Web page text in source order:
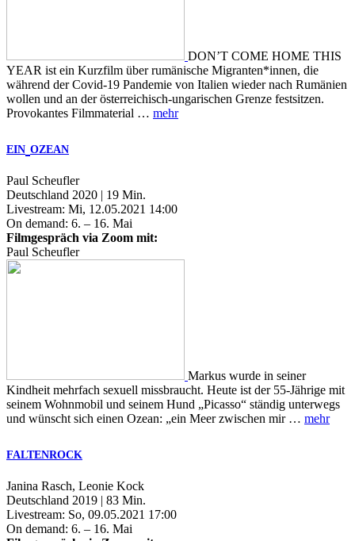
DON’T COME HOME THIS
YEAR ist ein Kurzfilm über rumänische Migranten*innen, die
während der Covid-19 Pandemie von Italien wieder nach Rumänien
wollen und an der österreichisch-ungarischen Grenze festsitzen.
Provokantes Filmmaterial … mehr
EIN OZEAN
Paul Scheufler
Deutschland 2020 | 19 Min.
Livestream: Mi, 12.05.2021 14:00
On demand: 6. – 16. Mai
Filmgespräch via Zoom mit:
Paul Scheufler
Markus wurde in seiner
Kindheit mehrfach sexuell missbraucht. Heute ist der 55-Jährige mit
seinem Wohnmobil und seinem Hund „Picasso“ ständig unterwegs
und wünscht sich einen Ozean: „ein Meer zwischen mir … mehr
FALTENROCK
Janina Rasch, Leonie Kock
Deutschland 2019 | 83 Min.
Livestream: So, 09.05.2021 17:00
On demand: 6. – 16. Mai